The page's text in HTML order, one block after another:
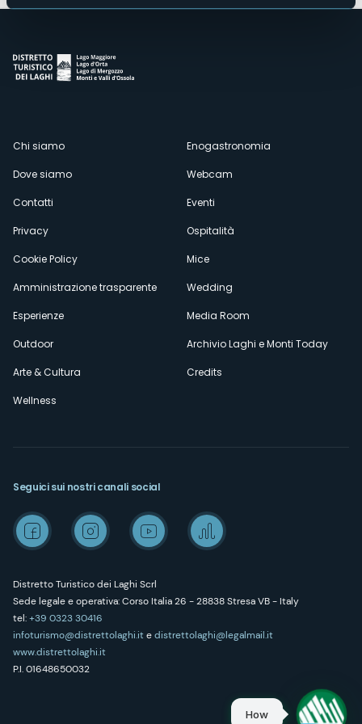
Menù
secondario
Chi siamo
Dove siamo
Contatti
Privacy
Cookie Policy
Amministrazione trasparente
Esperienze
Outdoor
Arte & Cultura
Wellness
Enogastronomia
Webcam
Eventi
Ospitalità
Mice
Wedding
Media Room
Archivio Laghi e Monti Today
Credits
Distretto Turistico dei Laghi Scrl
Sede legale e operativa: Corso Italia 26 - 28838 Stresa VB - Italy
tel:+39 0323 30416
infoturismo@distrettolaghi.itedistrettolaghi@legalmail.it
www.distrettolaghi.it
P.I. 01648650032
Seguici sui nostri canali social